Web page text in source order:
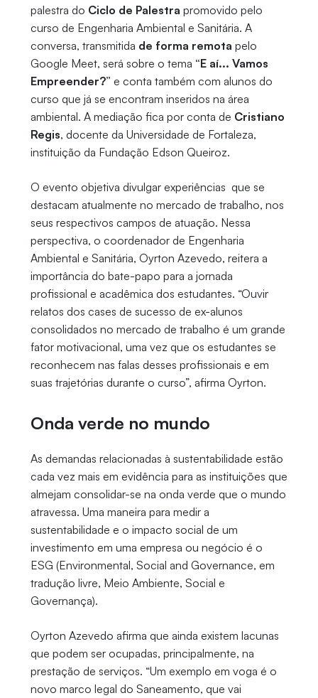
palestra do Ciclo de Palestra promovido pelo
curso de Engenharia Ambiental e Sanitária. A
conversa, transmitida de forma remota pelo
Google Meet, será sobre o tema “E aí... Vamos
Empreender?” e conta também com alunos do
curso que já se encontram inseridos na área
ambiental. A mediação fica por conta de Cristiano
Regis, docente da Universidade de Fortaleza,
instituição da Fundação Edson Queiroz.
O evento objetiva divulgar experiências que se
destacam atualmente no mercado de trabalho, nos
seus respectivos campos de atuação. Nessa
perspectiva, o coordenador de Engenharia
Ambiental e Sanitária, Oyrton Azevedo, reitera a
importância do bate-papo para a jornada
profissional e acadêmica dos estudantes. “Ouvir
relatos dos cases de sucesso de ex-alunos
consolidados no mercado de trabalho é um grande
fator motivacional, uma vez que os estudantes se
reconhecem nas falas desses profissionais e em
suas trajetórias durante o curso”, afirma Oyrton.
Onda verde no mundo
As demandas relacionadas à sustentabilidade estão
cada vez mais em evidência para as instituições que
almejam consolidar-se na onda verde que o mundo
atravessa. Uma maneira para medir a
sustentabilidade e o impacto social de um
investimento em uma empresa ou negócio é o
ESG (Environmental, Social and Governance, em
tradução livre, Meio Ambiente, Social e
Governança).
Oyrton Azevedo afirma que ainda existem lacunas
que podem ser ocupadas, principalmente, na
prestação de serviços. “Um exemplo em voga é o
novo marco legal do Saneamento, que vai